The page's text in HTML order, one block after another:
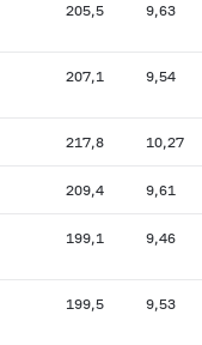
205,5 9,63
207,1 9,54
217,8 10,27
209,4 9,61
199,1 9,46
199,5 9,53